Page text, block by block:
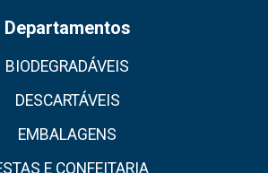
Departamentos
BIODEGRADÁVEIS
DESCARTÁVEIS
EMBALAGENS
E CONFEITARIA